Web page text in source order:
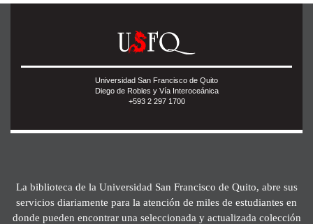
Universidad San Francisco de Quito
Diego de Robles y Vía Interoceánica
+593 2 297 1700
La biblioteca de la Universidad San Francisco de Quito, abre sus
servicios diariamente para la atención de miles de estudiantes en
donde pueden encontrar una seleccionada y actualizada colección